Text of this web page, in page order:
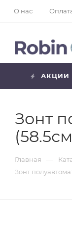
О нас
АКЦИИ
Зонт
Главная —
Зонт